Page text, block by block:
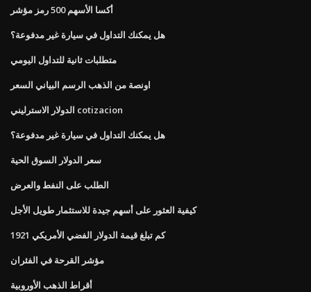
أكسا الأسهم 500 رمز مؤشر
هل يمكنك التداول في سيارة غير مدفوعة؟
متطلبات ثانية للتداول اليومي
اونصة من الذهب الرسم البياني السعر
الدولار الاسترليني cotizacion
هل يمكنك التداول في سيارة غير مدفوعة؟
سعر الدولار السوق الحية
الطلب على النفط والعرض
كيفية العثور على أسهم جيدة للاستثمار طويل الأجل
كم تبلغ قيمة الدولار الفضي الأمريكي 1921
مؤشر القرحة في الفئران
أقراط الذهب الأوروبية